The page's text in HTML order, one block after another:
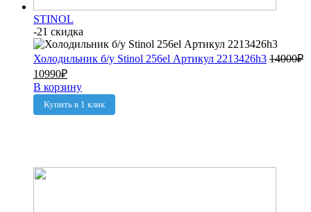
STINOL
-21 скидка
Холодильник б/у Stinol 256el Артикул 2213426h3 14000₽
10990₽
В корзину
Купить в 1 клик